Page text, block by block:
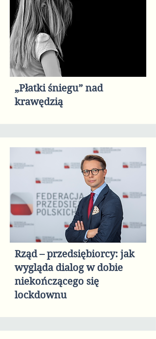
„Płatki śniegu” nad
krawędzią
Rząd – przedsiębiorcy: jak
wygląda dialog w dobie
niekończącego się
lockdownu